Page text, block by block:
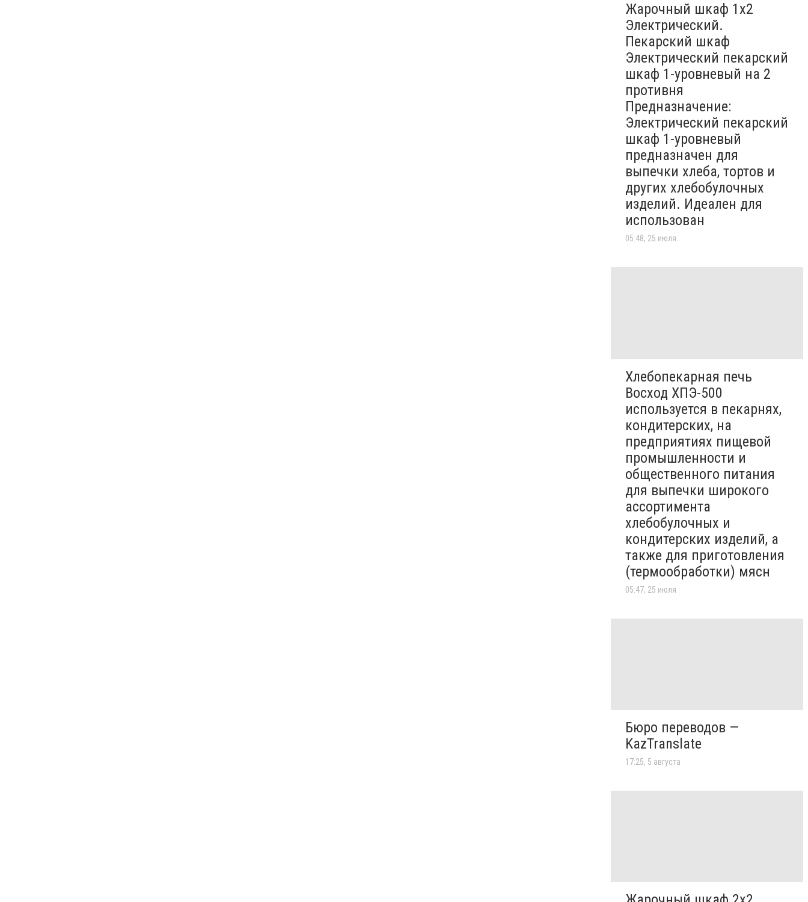
Жарочный шкаф 1х2
Электрический.
Пекарский шкаф
Электрический пекарский
шкаф 1-уровневый на 2
противня
Предназначение:
Электрический пекарский
шкаф 1-уровневый
предназначен для
выпечки хлеба, тортов и
других хлебобулочных
изделий. Идеален для
использован
05:48, 25 июля
Хлебопекарная печь
Восход ХПЭ-500
используется в пекарнях,
кондитерских, на
предприятиях пищевой
промышленности и
общественного питания
для выпечки широкого
ассортимента
хлебобулочных и
кондитерских изделий, а
также для приготовления
(термообработки) мясн
05:47, 25 июля
Бюро переводов —
KazTranslate
17:25, 5 августа